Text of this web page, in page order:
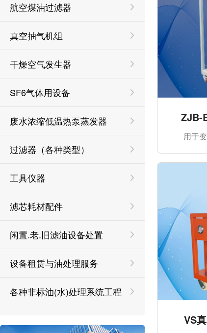
航空煤油过滤器
真空抽气机组
干燥空气发生器
SF6气体用设备
废水浓缩低温热泵蒸发器
过滤器（各种类型）
工具仪器
滤芯耗材配件
闲置.老.旧滤油设备处置
设备租赁与油处理服务
各种非标油(水)处理系统工程
ZJB-
用于
VS